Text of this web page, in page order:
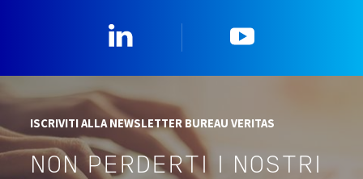
ISCRIVITI ALLA NEWSLETTER BUREAU VERITAS
NON PERDERTI I NOSTRI